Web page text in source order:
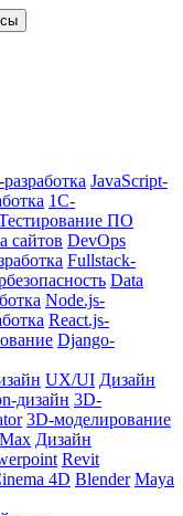
разработка JavaScript-
1С-
ПО
сайтов DevOps
Fullstack-
Data
Node.js-
React.js-
Django-
UX/UI Дизайн
дизайн 3D-
3D-моделирование
Дизайн
Revit
4D Blender Maya